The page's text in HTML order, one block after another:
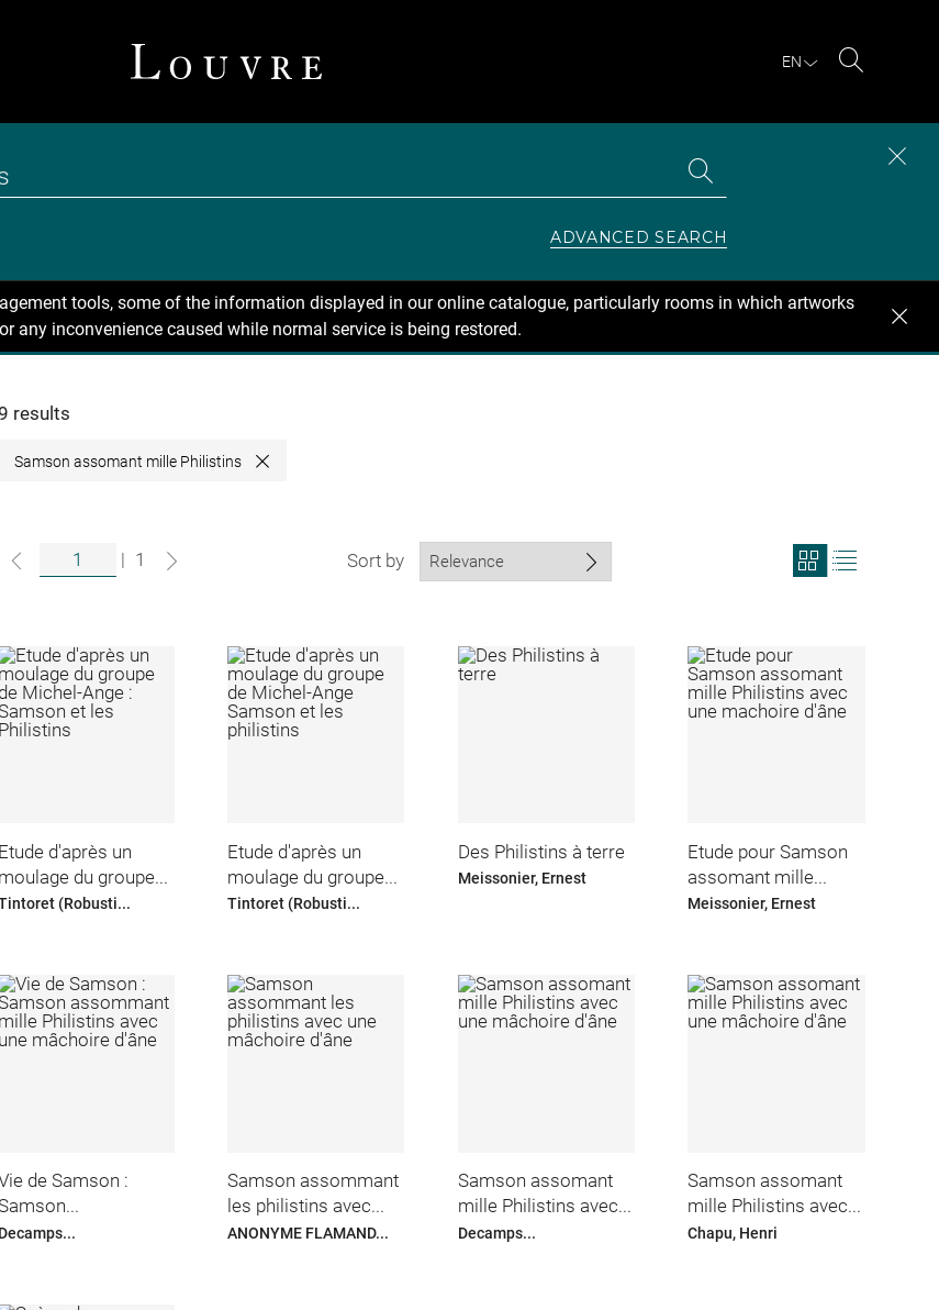
EN
ADVANCED SEARCH
tools, some of the information displayed in our online catalogue, particularly rooms in which artworks
any inconvenience caused while normal service is being restored.
results
Samson assomant mille Philistins Close
| 1 Sort by
View
search
Etude d'après un
moulage du groupe...
(Robusti...
Etude d'après un
moulage du groupe...
Tintoret (Robusti...
Des Philistins à terre
Meissonier, Ernest
Etude pour Samson
assomant mille...
Meissonier, Ernest
de Samson :
Decamps...
Samson assommant
les philistins avec...
ANONYME FLAMAND...
Samson assomant
mille Philistins avec...
Decamps...
Samson assomant
mille Philistins avec...
Chapu, Henri